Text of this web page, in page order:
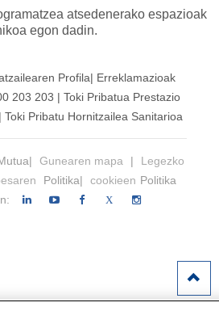
atsedenerako espazioak
egon dadin.
Profila| Erreklamazioak
203 203 | Toki Pribatua Prestazio
| Toki Pribatu Hornitzailea Sanitarioa
Gunearen mapa |
Legezko
Politika| cookieen Politika
X